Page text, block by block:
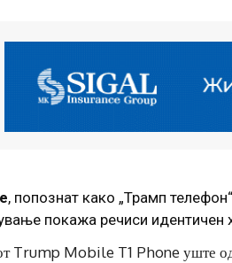
, попознат како „Трамп
покажа речиси идентичен
Trump Mobile T1 Phone уште од